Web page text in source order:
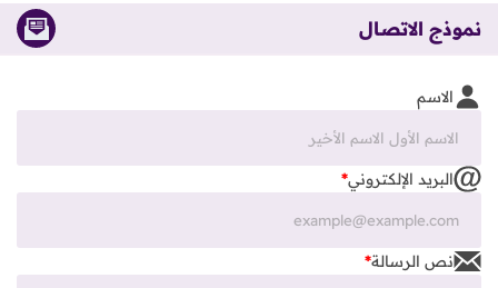
نموذج الاتصال
الاسم
البريد الإلكتروني*
نص الرسالة*